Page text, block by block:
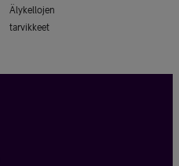
Älykellojen
tarvikkeet